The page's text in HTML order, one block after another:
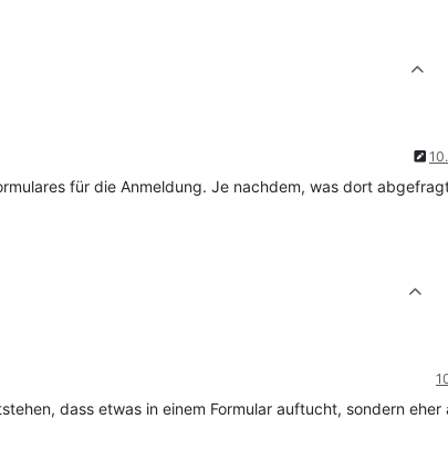
für die Anmeldung. Je nachdem, was dort
dass etwas in einem Formular auftucht, sondern eher